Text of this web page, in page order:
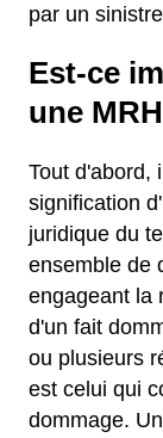
par un
Est-ce
une
Tout d'abord,
signification
juridique du
ensemble de
engageant la
d'un fait
ou plusieurs
est celui qui
dommage.